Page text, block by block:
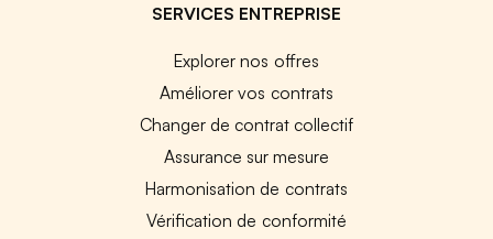
SERVICES ENTREPRISE
Explorer nos offres
Améliorer vos contrats
Changer de contrat collectif
Assurance sur mesure
Harmonisation de contrats
Vérification de conformité